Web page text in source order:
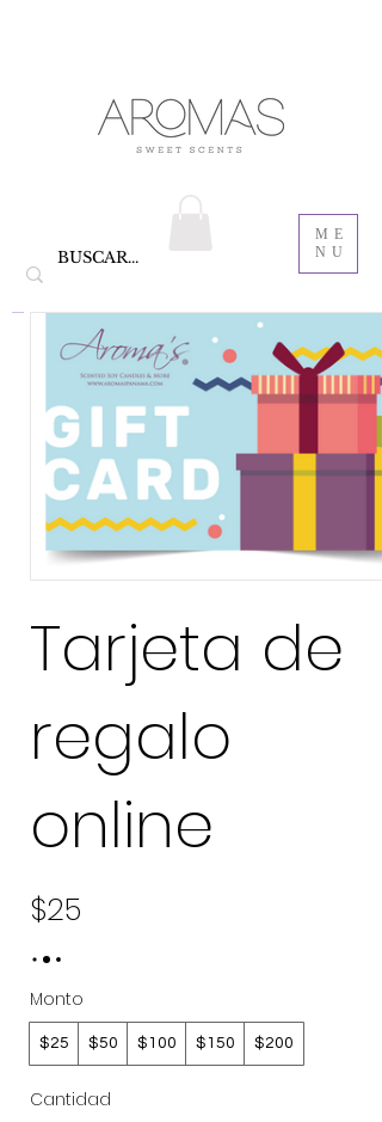
ME
NU
Tarjeta de
regalo
online
$25
Monto
$25 $50 $100 $150 $200
Cantidad